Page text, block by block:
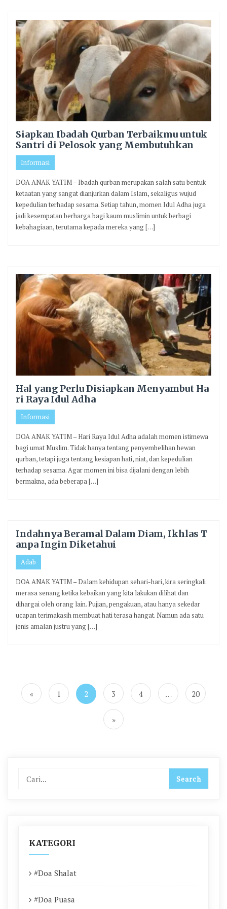
Siapkan Ibadah Qurban Terbaikmu untuk
Santri di Pelosok yang Membutuhkan
Informasi
DOA ANAK YATIM – Ibadah qurban merupakan salah satu bentuk
ketaatan yang sangat dianjurkan dalam Islam, sekaligus wujud
kepedulian terhadap sesama. Setiap tahun, momen Idul Adha juga
jadi kesempatan berharga bagi kaum muslimin untuk berbagi
kebahagiaan, terutama kepada mereka yang […]
Hal yang Perlu Disiapkan Menyambut Ha
ri Raya Idul Adha
Informasi
DOA ANAK YATIM – Hari Raya Idul Adha adalah momen istimewa
bagi umat Muslim. Tidak hanya tentang penyembelihan hewan
qurban, tetapi juga tentang kesiapan hati, niat, dan kepedulian
terhadap sesama. Agar momen ini bisa dijalani dengan lebih
bermakna, ada beberapa […]
Indahnya Beramal Dalam Diam, Ikhlas T
anpa Ingin Diketahui
Adab
DOA ANAK YATIM – Dalam kehidupan sehari-hari, kira seringkali
merasa senang ketika kebaikan yang kita lakukan dilihat dan
dihargai oleh orang lain. Pujian, pengakuan, atau hanya sekedar
ucapan terimakasih membuat hati terasa hangat. Namun ada satu
jenis amalan justru yang […]
pos« 1 2 3 4 … 20
»
KATEGORI
#Doa Shalat
#Doa Puasa